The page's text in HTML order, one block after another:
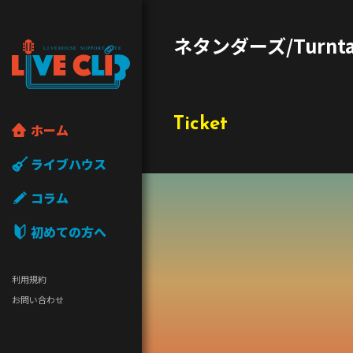
ホーム
ライブハウス
コラム
初めての方へ
利用規約
お問い合わせ
ネタンダーズ/
Ticket